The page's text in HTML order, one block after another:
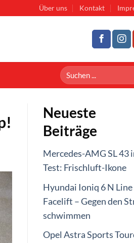
Über uns Kontakt
Neueste
Beiträge
Mercedes-AMG SL 43
Test: Frischluft-Ikone
Hyundai Ioniq 6 N Line
Facelift – Gegen den
schwimmen
Opel Astra Sports